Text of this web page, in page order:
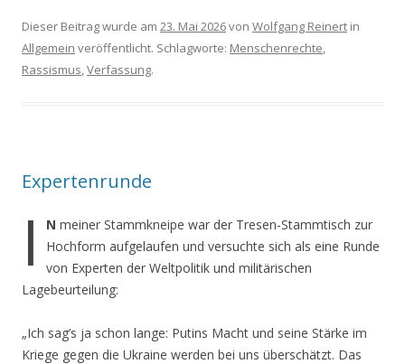
Dieser Beitrag wurde am 23. Mai 2026von Wolfgang Reinert in
Allgemein veröffentlicht. Schlagworte: Menschenrechte,
Rassismus,Verfassung.
Expertenrunde
I N meiner Stammkneipe war der Tresen-Stammtisch zur
Hochform aufgelaufen und versuchte sich als eine Runde
von Experten der Weltpolitik und militärischen
Lagebeurteilung:
„Ich sag’s ja schon lange: Putins Macht und seine Stärke im
Kriege gegen die Ukraine werden bei uns überschätzt. Das